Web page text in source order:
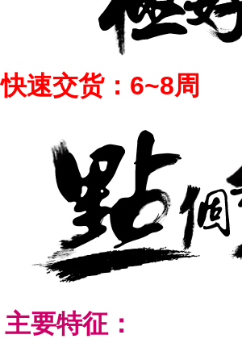
快速交货：6~8周
主要特征：